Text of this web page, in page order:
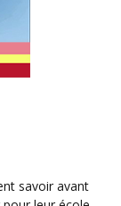
savoir avant